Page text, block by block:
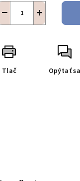
+
−
Tlač Opýtať sa